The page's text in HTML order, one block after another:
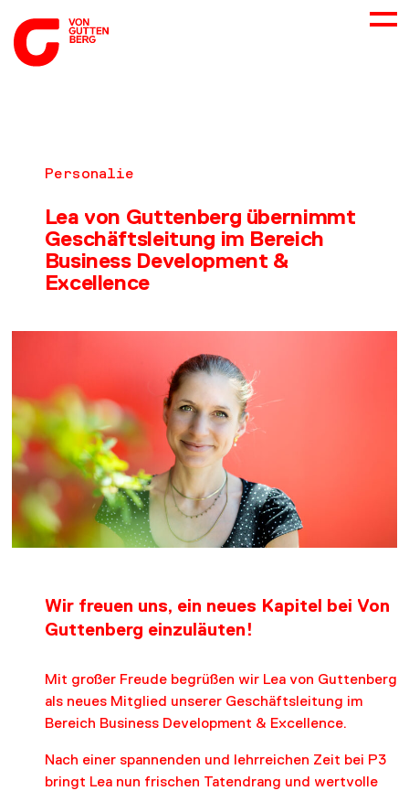
LEISTUNGEN
KARRIERE
DOWNLOADS
KONTAKT
Personalie
Lea von Guttenberg übernimmt
Geschäftsleitung im Bereich
Business Development &
Excellence
Wir freuen uns, ein neues Kapitel bei Von
Guttenberg einzuläuten!
Mit großer Freude begrüßen wir Lea von Guttenberg
als neues Mitglied unserer Geschäftsleitung im
Bereich Business Development & Excellence.
Nach einer spannenden und lehrreichen Zeit bei P3
bringt Lea nun frischen Tatendrang und wertvolle